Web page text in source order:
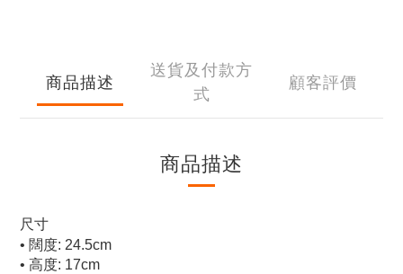
商品描述
送貨及付款方
式
顧客評價
商品描述
尺寸
• 闊度: 24.5cm
• 高度: 17cm